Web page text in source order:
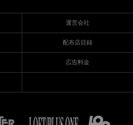
運営会社
配布店目録
広告料金